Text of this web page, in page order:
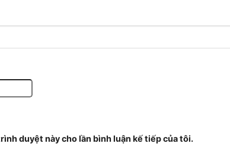
duyệt này cho lần bình luận kế tiếp của tôi.